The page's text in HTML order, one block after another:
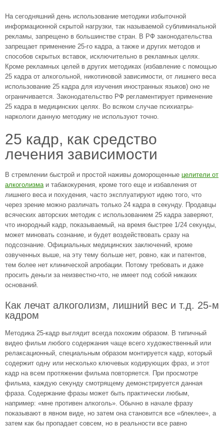
На сегодняшний день использование методики избыточной
информационной скрытой нагрузки, так называемой сублиминальной
рекламы, запрещено в большинстве стран. В РФ законодательства
запрещает применение 25-го кадра, а также и других методов и
способов скрытых вставок, исключительно в рекламных целях.
Кроме рекламных целей в других методиках (избавление с помощью
25 кадра от алкогольной, никотиновой зависимости, от лишнего веса
использование 25 кадра для изучения иностранных языков) оно не
ограничивается. Законодательство РФ регламентирует применение
25 кадра в медицинских целях. Во всяком случае психиатры-
наркологи данную методику не используют точно.
25 кадр, как средство
лечения зависимости
В стремлении быстрой и простой наживы доморощенные целители от
алкоголизмаи табакокурения, кроме того еще и избавления от
лишнего веса и похудения, часто эксплуатируют идею того, что
через зрение можно различать только 24 кадра в секунду. Продавцы
всяческих авторских методик с использованием 25 кадра заверяют,
что инородный кадр, показываемый, на время быстрее 1/24 секунды,
может миновать сознание, и будет воздействовать сразу на
подсознание. Официальных медицинских заключений, кроме
озвученных выше, на эту тему больше нет, ровно, как и патентов,
тем более нет клинической апробации. Потому требовать и даже
просить деньги за неизвестно-что, не имеет под собой никаких
оснований.
Как лечат алкоголизм, лишний вес и т.д. 25-м
кадром
Методика 25-кадр выглядит всегда похожим образом. В типичный
видео фильм любого содержания чаще всего художественный или
релаксационный, специальным образом монтируется кадр, который
содержит одну или несколько ключевых кодирующих фраз, и этот
кадр на всем протяжении фильма повторяется. При просмотре
фильма, каждую секунду смотрящему демонстрируется данная
фраза. Содержание фразы может быть практически любым,
например: «мне противен алкоголь». Обычно в начале фразу
показывают в явном виде, но затем она становится все «блеклее», а
затем как бы пропадает совсем, но в реальности все равно